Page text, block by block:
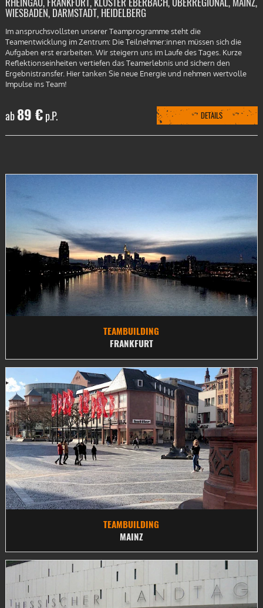
WIESBADEN, DARMSTADT, HEIDELBERG
Im anspruchsvollsten unserer Teamprogramme steht die
Teamentwicklung im Zentrum: Die Teilnehmer:innen müssen sich die
Aufgaben erst erarbeiten. Wir steigern uns im Laufe des Tages. Kurze
Reflektionseinheiten vertiefen das Teamerlebnis und sichern den
Ergebnistransfer. Hier tanken Sie neue Energie und nehmen wertvolle
Impulse ins Team!
ab89 €p.P. DETAILS
TEAMBUILDING
FRANKFURT
TEAMBUILDING
MAINZ